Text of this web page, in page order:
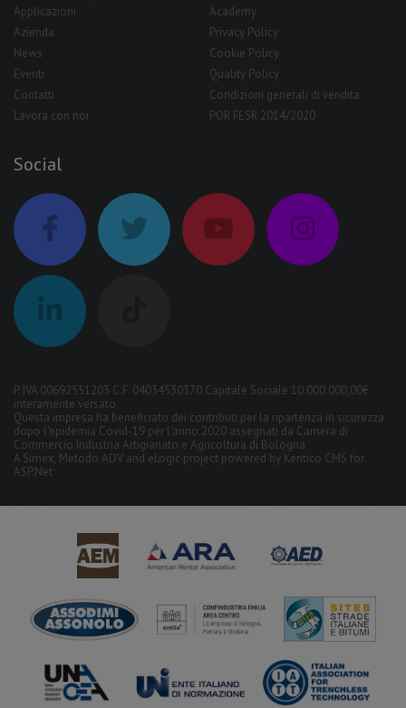
Applicazioni
Azienda
News
Eventi
Contatti
Lavora con noi
Academy
Privacy Policy
Cookie Policy
Quality Policy
Condizioni generali di vendita
POR FESR 2014/2020
Social
P. IVA 00692551203 C.F. 04034530370 Capitale Sociale 10.000.000,00€
interamente versato
Questa impresa ha beneficiato dei contributi per la ripartenza in sicurezza
dopo l'epidemia Covid-19 per l'anno 2020 assegnati da Camera di
Commercio Industria Artigianato e Agricoltura di Bologna
A Simex, Metodo ADV and eLogic project powered by Kentico CMS for
ASP.Net